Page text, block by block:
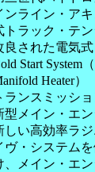
ンライン・ア
トラック・テン
良された電気
Start System
Heater）
ランスミッシ
型メイン・エ
しい高効率ラ
ヴ・システム
、メイン・エ